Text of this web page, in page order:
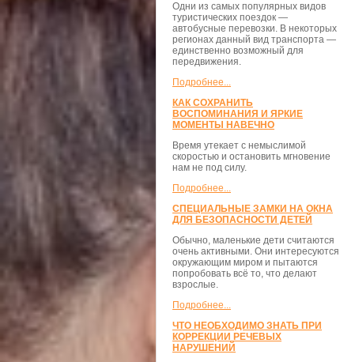
Одни из самых популярных видов
туристических поездок —
автобусные перевозки. В некоторых
регионах данный вид транспорта —
единственно возможный для
передвижения.
Подробнее...
КАК СОХРАНИТЬ
ВОСПОМИНАНИЯ И ЯРКИЕ
МОМЕНТЫ НАВЕЧНО
Время утекает с немыслимой
скоростью и остановить мгновение
нам не под силу.
Подробнее...
СПЕЦИАЛЬНЫЕ ЗАМКИ НА ОКНА
ДЛЯ БЕЗОПАСНОСТИ ДЕТЕЙ
Обычно, маленькие дети считаются
очень активными. Они интересуются
окружающим миром и пытаются
попробовать всё то, что делают
взрослые.
Подробнее...
ЧТО НЕОБХОДИМО ЗНАТЬ ПРИ
КОРРЕКЦИИ РЕЧЕВЫХ
НАРУШЕНИЙ